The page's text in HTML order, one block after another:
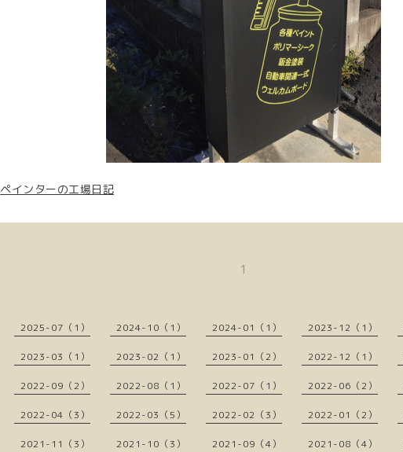
ペインターの工場日記
1
2025-07（1） 2024-10（1） 2024-01（1） 2023-12（1）
2023-03（1） 2023-02（1） 2023-01（2） 2022-12（1）
2022-09（2） 2022-08（1） 2022-07（1） 2022-06（2）
2022-04（3） 2022-03（5） 2022-02（3） 2022-01（2）
2021-11（3） 2021-10（3） 2021-09（4） 2021-08（4）